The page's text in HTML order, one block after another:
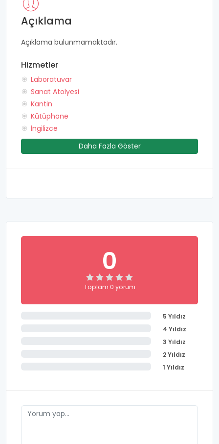
Açıklama
Açıklama bulunmamaktadır.
Hizmetler
Laboratuvar
Sanat Atölyesi
Kantin
Kütüphane
İngilizce
Daha Fazla Göster
0
Toplam 0 yorum
5 Yıldız
4 Yıldız
3 Yıldız
2 Yıldız
1 Yıldız